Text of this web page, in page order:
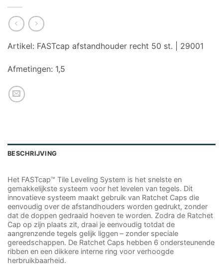
Artikel: FASTcap afstandhouder recht 50 st. | 29001
Afmetingen: 1,5
BESCHRIJVING
Het FASTcap™ Tile Leveling System is het snelste en
gemakkelijkste systeem voor het levelen van tegels. Dit
innovatieve systeem maakt gebruik van Ratchet Caps die
eenvoudig over de afstandhouders worden gedrukt, zonder
dat de doppen gedraaid hoeven te worden. Zodra de Ratchet
Cap op zijn plaats zit, draai je eenvoudig totdat de
aangrenzende tegels gelijk liggen – zonder speciale
gereedschappen. De Ratchet Caps hebben 6 ondersteunende
ribben en een dikkere interne ring voor verhoogde
herbruikbaarheid.